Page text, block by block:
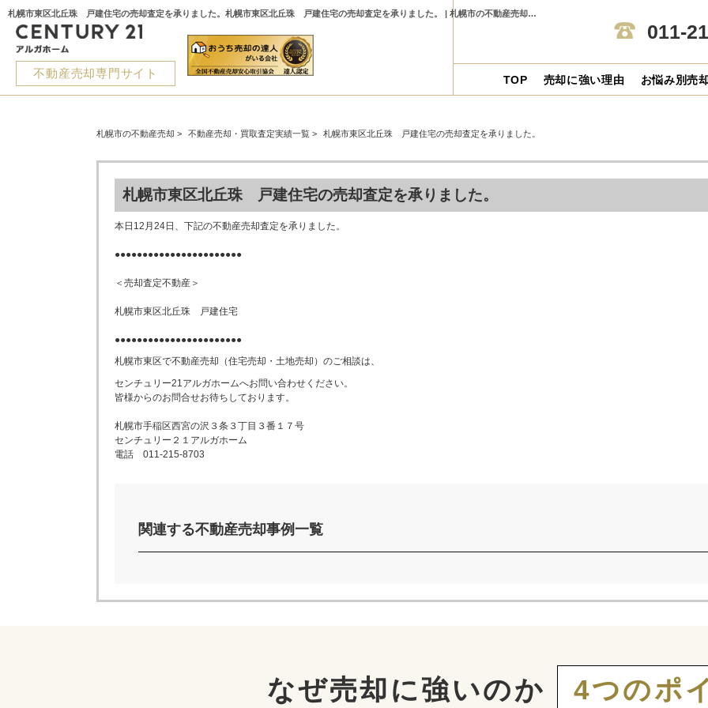
札幌市東区北丘珠 戸建住宅の売却査定を承りました。札幌市東区北丘珠 戸建住宅の売却査定を承りました。 | 札幌市の不動産売却ならセンチュリー21アルガホーム
不動産売却専門サイト
011-
TOP 売却に強い理由 お悩み別売
札幌市の不動産売却 > 不動産売却・買取査定実績一覧 > 札幌市東区北丘珠 戸建住宅の売却査定を承りました。
札幌市東区北丘珠 戸建住宅の売却査定を承りました。
本日12月24日、下記の不動産売却査定を承りました。
●●●●●●●●●●●●●●●●●●●●●●●
＜売却査定不動産＞
札幌市東区北丘珠 戸建住宅
●●●●●●●●●●●●●●●●●●●●●●●
札幌市東区で不動産売却（住宅売却・土地売却）のご相談は、
センチュリー21アルガホームへお問い合わせください。
皆様からのお問合せお待ちしております。
札幌市手稲区西宮の沢３条３丁目３番１７号
センチュリー２１アルガホーム
電話 011-215-8703
関連する不動産売却事例一覧
なぜ売却に強いのか 4つのポ